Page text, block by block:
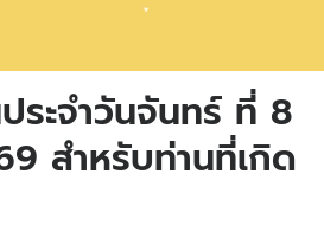
ระจำวันจันทร์ ที่ 8
สำหรับท่านที่เกิด